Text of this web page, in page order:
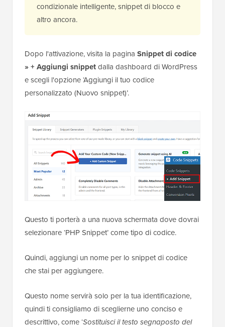
condizionale intelligente, snippet di blocco e
altro ancora.
Dopo l'attivazione, visita la pagina Snippet di codice
» + Aggiungi snippetdalla dashboard di WordPress
e scegli l'opzione ‘Aggiungi il tuo codice
personalizzato (Nuovo snippet)’.
Questo ti porterà a una nuova schermata dove dovrai
selezionare ‘PHP Snippet’ come tipo di codice.
Quindi, aggiungi un nome per lo snippet di codice
che stai per aggiungere.
Questo nome servirà solo per la tua identificazione,
quindi ti consigliamo di sceglierne uno conciso e
descrittivo, come ‘Sostituisci il testo segnaposto del